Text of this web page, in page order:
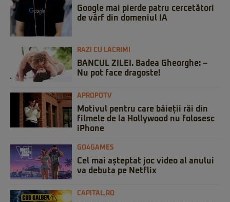
Google mai pierde patru cercetători
de vârf din domeniul IA
RAZI CU LACRIMI
BANCUL ZILEI. Badea Gheorghe: –
Nu pot face dragoste!
APROPOTV
Motivul pentru care băieții răi din
filmele de la Hollywood nu folosesc
iPhone
GO4GAMES
Cel mai așteptat joc video al anului
va debuta pe Netflix
CAPITAL.RO